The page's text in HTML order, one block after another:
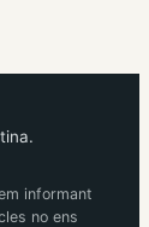
informant
no ens